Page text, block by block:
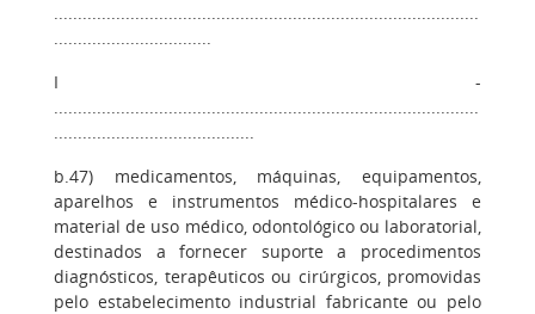
.........................................................................................
.................................
I -
.........................................................................................
..........................................
b.47) medicamentos, máquinas, equipamentos,
aparelhos e instrumentos médico-hospitalares e
material de uso médico, odontológico ou laboratorial,
destinados a fornecer suporte a procedimentos
diagnósticos, terapêuticos ou cirúrgicos, promovidas
pelo estabelecimento industrial fabricante ou pelo